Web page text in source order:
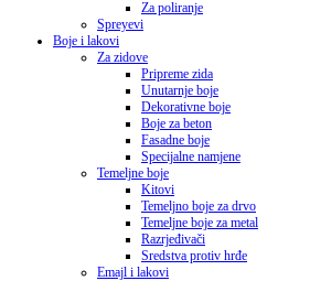
Za poliranje
Spreyevi
Boje i lakovi
Za zidove
Pripreme zida
Unutarnje boje
Dekorativne boje
Boje za beton
Fasadne boje
Specijalne namjene
Temeljne boje
Kitovi
Temeljno boje za drvo
Temeljne boje za metal
Razrjeđivači
Sredstva protiv hrđe
Emajl i lakovi